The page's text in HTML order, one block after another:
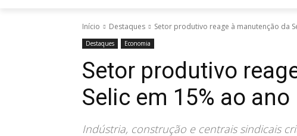
Início Destaques Setor produtivo reage à manutenção da
Destaques Economia
Setor produtivo
Selic em 15% ao ano
Indústria, construção e centrais sindicais